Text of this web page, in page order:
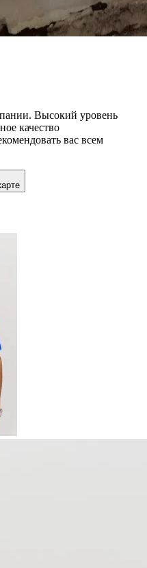
Высокий уровень
качество
вас всем